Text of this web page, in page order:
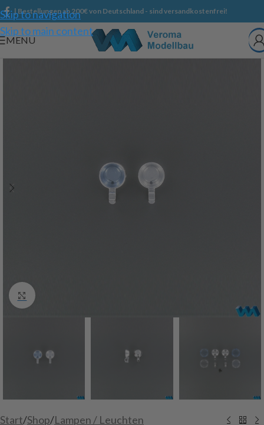
Skip to navigation
Skip to main content
| Bestellungen ab 200€ von Deutschland - sind versandkostenfrei!
MENU
Click to enlarge
Start/Shop/Lampen / Leuchten